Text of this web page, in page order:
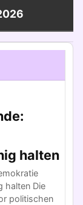
halten
halten Die
politischen